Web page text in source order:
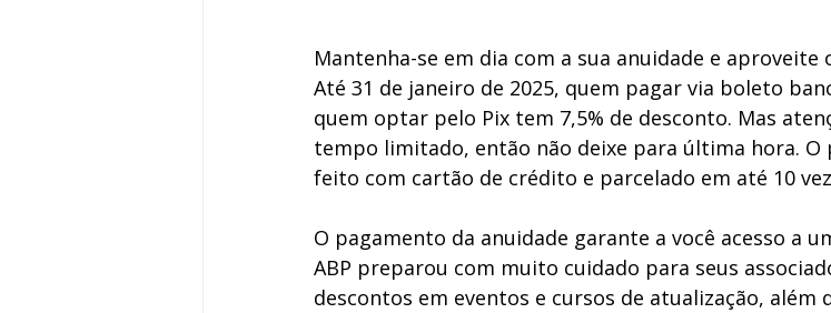
Mantenha-se em dia com a sua anuidade e aproveite
Até 31 de janeiro de 2025, quem pagar via boleto
quem optar pelo Pix tem 7,5% de desconto. Mas
tempo limitado, então não deixe para última hora.
feito com cartão de crédito e parcelado em até 10
O pagamento da anuidade garante a você acesso a
ABP preparou com muito cuidado para seus
descontos em eventos e cursos de atualização, além